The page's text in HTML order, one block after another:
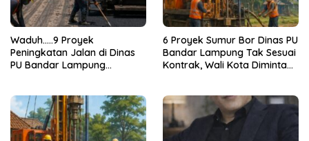
Waduh…..9 Proyek
Peningkatan Jalan di Dinas
PU Bandar Lampung
6 Proyek Sumur Bor Dinas PU
Bandar Lampung Tak Sesuai
Kontrak, Wali Kota Diminta